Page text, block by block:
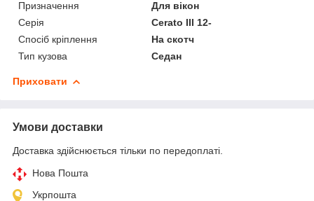
Призначення
Для вікон
Серія
Cerato III 12-
Спосіб кріплення
На скотч
Тип кузова
Седан
Приховати
Умови доставки
Доставка здійснюється тільки по передоплаті.
Нова Пошта
Укрпошта